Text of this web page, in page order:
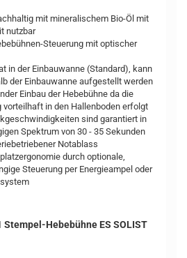
mit mineralischem Bio-Öl mit
nutzbar
Steuerung mit optischer
in der Einbauwanne (Standard), kann
der Einbauwanne aufgestellt werden
Einbau der Hebebühne da die
vorteilhaft in den Hallenboden erfolgt
sind garantiert in
Spektrum von 30 - 35 Sekunden
Notablass
durch optionale,
Steuerung per Energieampel oder
Hebebühne ES SOLIST